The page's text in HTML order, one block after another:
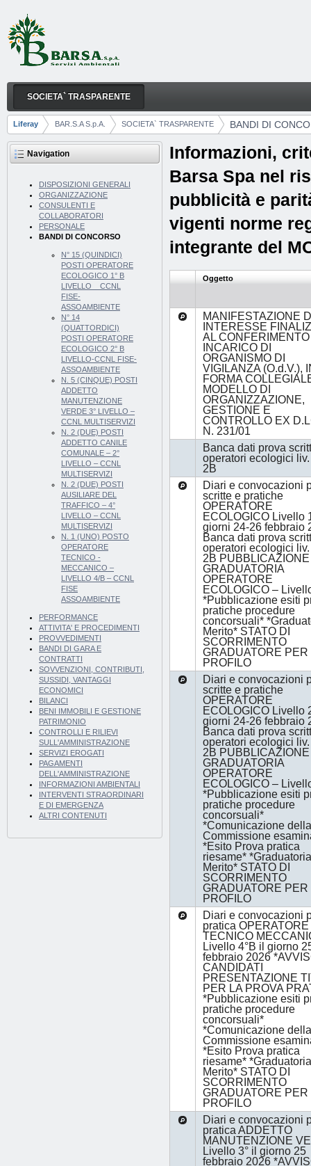
Skip to Content
BANDI DI CONCORSO
Navigation
SOCIETA` TRASPARENTE
Breadcrumbs
Liferay BAR.S.A S.p.A. SOCIETA` TRASPARENTE BANDI DI
Navigation
DISPOSIZIONI GENERALI
ORGANIZZAZIONE
CONSULENTI E
COLLABORATORI
PERSONALE
BANDI DI CONCORSO
N° 15 (QUINDICI)
POSTI OPERATORE
ECOLOGICO 1° B
LIVELLO _ CCNL
FISE-
ASSOAMBIENTE
N° 14
(QUATTORDICI)
POSTI OPERATORE
ECOLOGICO 2° B
LIVELLO-CCNL FISE-
ASSOAMBIENTE
N. 5 (CINQUE) POSTI
ADDETTO
MANUTENZIONE
VERDE 3° LIVELLO –
CCNL MULTISERVIZI
N. 2 (DUE) POSTI
ADDETTO CANILE
COMUNALE – 2°
LIVELLO – CCNL
MULTISERVIZI
N. 2 (DUE) POSTI
AUSILIARE DEL
TRAFFICO – 4°
LIVELLO – CCNL
MULTISERVIZI
N. 1 (UNO) POSTO
OPERATORE
TECNICO -
MECCANICO –
LIVELLO 4/B – CCNL
FISE
ASSOAMBIENTE
PERFORMANCE
ATTIVITA' E PROCEDIMENTI
PROVVEDIMENTI
BANDI DI GARA E
CONTRATTI
SOVVENZIONI, CONTRIBUTI,
SUSSIDI, VANTAGGI
ECONOMICI
BILANCI
BENI IMMOBILI E GESTIONE
PATRIMONIO
CONTROLLI E RILIEVI
SULL'AMMINISTRAZIONE
SERVIZI EROGATI
PAGAMENTI
DELL'AMMINISTRAZIONE
INFORMAZIONI AMBIENTALI
INTERVENTI STRAORDINARI
E DI EMERGENZA
ALTRI CONTENUTI
Informazioni,
Barsa Spa nel
pubblicità e
vigenti norme
integrante del
Oggetto
MANIFESTAZIONE
INTERESSE
AL
INCARICO DI
ORGANISMO DI
VIGILANZA (O.d.V.),
FORMA
MODELLO DI
ORGANIZZAZIONE,
GESTIONE E
CONTROLLO EX
N. 231/01
Banca dati prova
operatori ecologici
2B
Diari e convocazioni
scritte e pratiche
OPERATORE
ECOLOGICO Livello
giorni 24-26 febbraio
Banca dati prova
operatori ecologici
2B PUBBLICAZIONE
GRADUATORIA
OPERATORE
ECOLOGICO –
*Pubblicazione esiti
pratiche procedure
concorsuali*
Merito* STATO DI
SCORRIMENTO
GRADUATORE PER
PROFILO
Diari e convocazioni
scritte e pratiche
OPERATORE
ECOLOGICO Livello
giorni 24-26 febbraio
Banca dati prova
operatori ecologici
2B PUBBLICAZIONE
GRADUATORIA
OPERATORE
ECOLOGICO –
*Pubblicazione esiti
pratiche procedure
concorsuali*
*Comunicazione della
Commissione
*Esito Prova pratica
riesame*
Merito* STATO DI
SCORRIMENTO
GRADUATORE PER
PROFILO
Diari e convocazioni
pratica OPERATORE
TECNICO
Livello 4°B il giorno
febbraio 2026
CANDIDATI
PRESENTAZIONE
PER LA PROVA
*Pubblicazione esiti
pratiche procedure
concorsuali*
*Comunicazione della
Commissione
*Esito Prova pratica
riesame*
Merito* STATO DI
SCORRIMENTO
GRADUATORE PER
PROFILO
Diari e convocazioni
pratica ADDETTO
MANUTENZIONE
Livello 3° il giorno 25
febbraio 2026